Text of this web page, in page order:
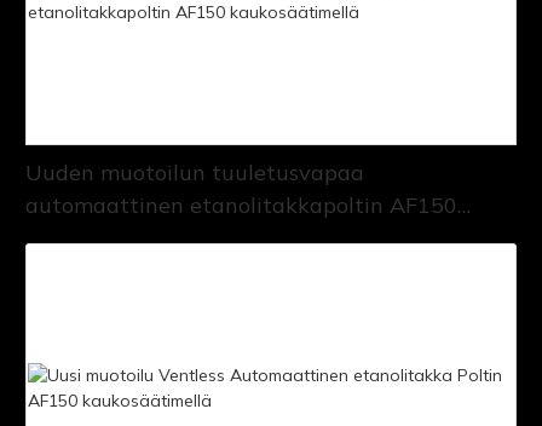
Uuden muotoilun tuuletusvapaa
automaattinen etanolitakkapoltin AF150
kaukosäätimellä